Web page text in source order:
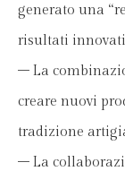
generato una
risultati
– La
creare nuovi
tradizione
– La